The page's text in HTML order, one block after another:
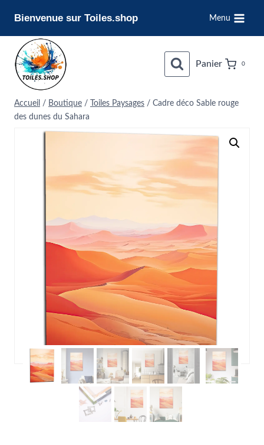
contenu
Bienvenue sur Toiles.shop Menu
Panier 0
Accueil / Boutique / Toiles Paysages / Cadre déco Sable rouge
des dunes du Sahara